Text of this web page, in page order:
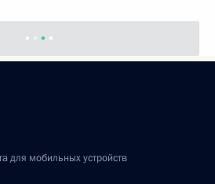
для мобильных устройств